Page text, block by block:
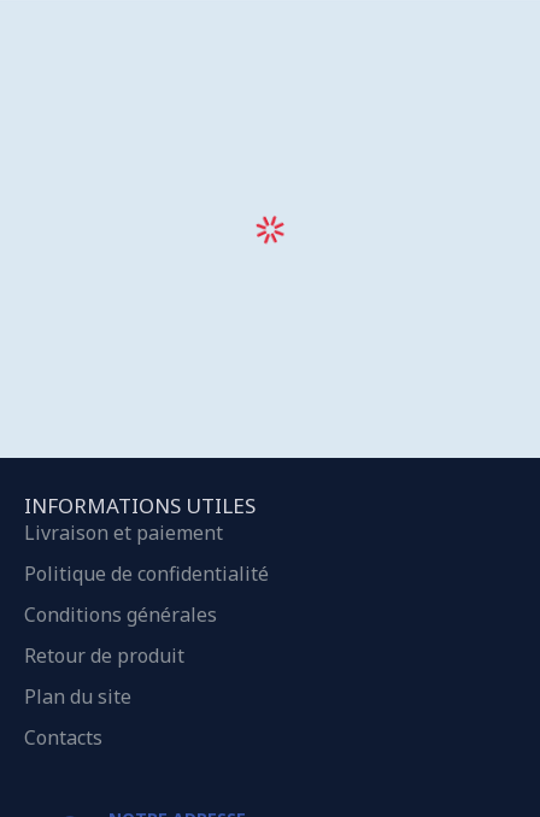
INFORMATIONS UTILES
Livraison et paiement
Politique de confidentialité
Conditions générales
Retour de produit
Plan du site
Contacts